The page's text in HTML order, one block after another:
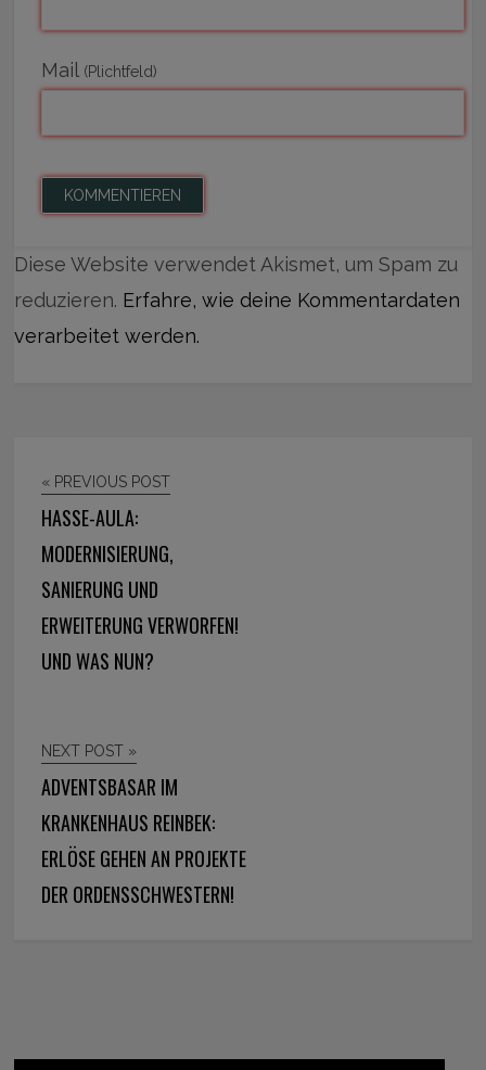
Mail (Plichtfeld)
Diese Website verwendet Akismet, um Spam zu
reduzieren. Erfahre, wie deine Kommentardaten
verarbeitet werden.
« PREVIOUS POST
HASSE-AULA:
MODERNISIERUNG,
SANIERUNG UND
ERWEITERUNG VERWORFEN!
UND WAS NUN?
NEXT POST »
ADVENTSBASAR IM
KRANKENHAUS REINBEK:
ERLÖSE GEHEN AN PROJEKTE
DER ORDENSSCHWESTERN!